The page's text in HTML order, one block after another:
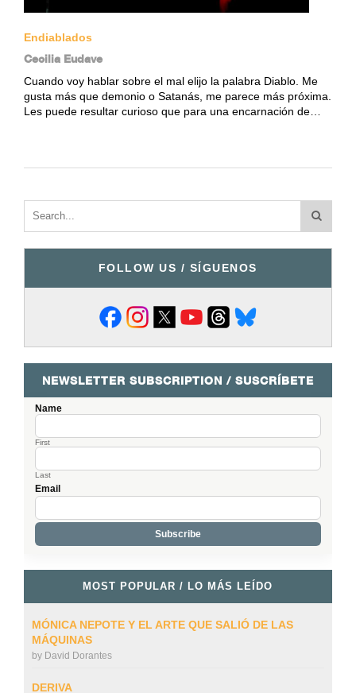
Endiablados
Cecilia Eudave
Cuando voy hablar sobre el mal elijo la palabra Diablo. Me
gusta más que demonio o Satanás, me parece más próxima.
Les puede resultar curioso que para una encarnación de…
FOLLOW US / SÍGUENOS
NEWSLETTER SUBSCRIPTION / SUSCRÍBETE
Name
First
Last
Email
MOST POPULAR / LO MÁS LEÍDO
MÓNICA NEPOTE Y EL ARTE QUE SALIÓ DE LAS
MÁQUINAS
by David Dorantes
DERIVA